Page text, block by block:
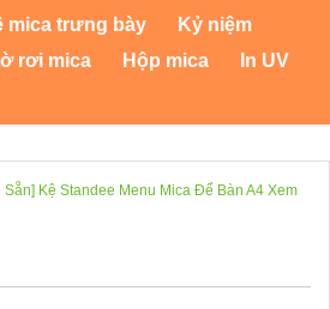
mica trưng bày
Kỷ niệm
rơi mica Hộp mica
In UV
Sẵn] Kệ Standee Menu Mica Để Bàn A4 Xem